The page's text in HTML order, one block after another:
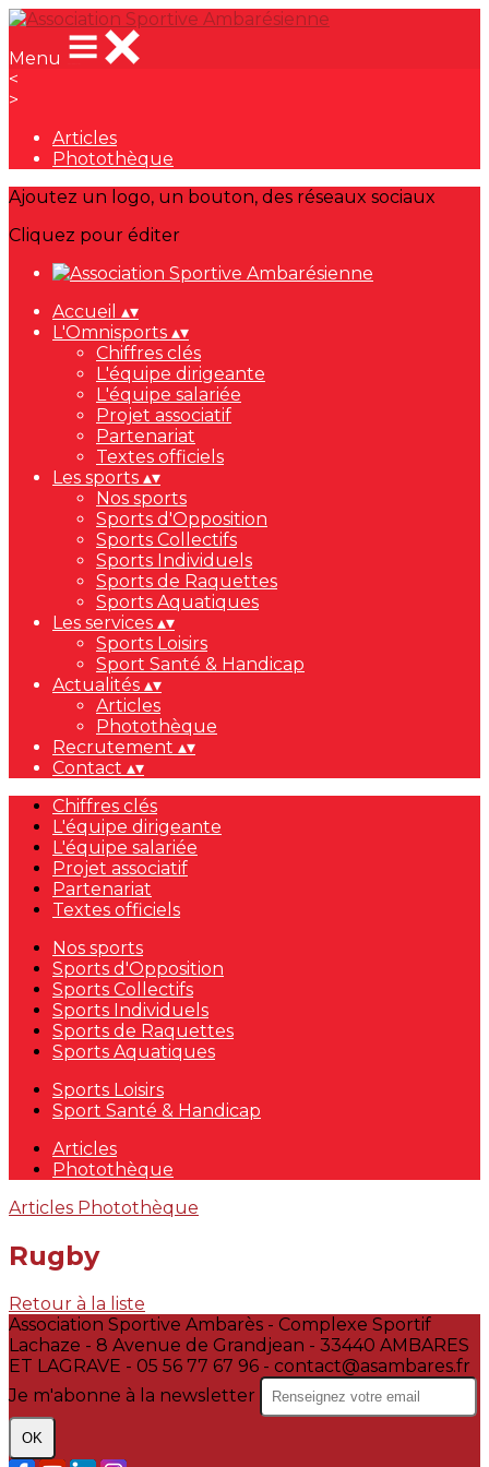
Menu
<
>
Articles
Photothèque
Ajoutez un logo, un bouton, des réseaux sociaux
Cliquez pour éditer
Accueil ▴▾
L'Omnisports ▴▾
Chiffres clés
L'équipe dirigeante
L'équipe salariée
Projet associatif
Partenariat
Textes officiels
Les sports ▴▾
Nos sports
Sports d'Opposition
Sports Collectifs
Sports Individuels
Sports de Raquettes
Sports Aquatiques
Les services ▴▾
Sports Loisirs
Sport Santé & Handicap
Actualités ▴▾
Articles
Photothèque
Recrutement ▴▾
Contact ▴▾
Chiffres clés
L'équipe dirigeante
L'équipe salariée
Projet associatif
Partenariat
Textes officiels
Nos sports
Sports d'Opposition
Sports Collectifs
Sports Individuels
Sports de Raquettes
Sports Aquatiques
Sports Loisirs
Sport Santé & Handicap
Articles
Photothèque
Articles Photothèque
Rugby
Retour à la liste
Association Sportive Ambarès - Complexe Sportif
Lachaze - 8 Avenue de Grandjean - 33440 AMBARES
ET LAGRAVE - 05 56 77 67 96 - contact@asambares.fr
Je m'abonne à la newsletter
OK